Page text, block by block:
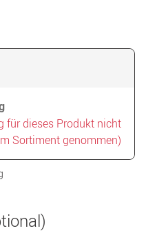
für dieses Produkt nicht
Sortiment genommen)